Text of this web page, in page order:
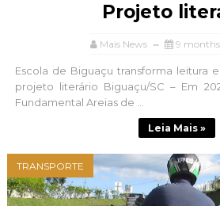
Projeto
Mais News 9
Escola de Biguaçu transforma leitura
projeto literário Biguaçu/SC – Em
Fundamental Areias de ...
Leia Mais »
TRANSPORTE